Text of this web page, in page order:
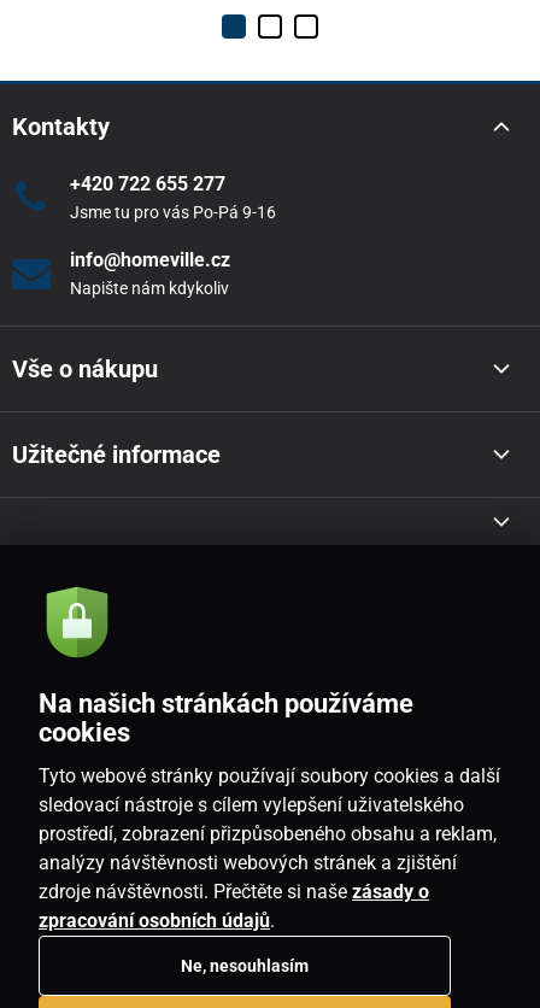
Kontakty
+420 722 655 277
Jsme tu pro vás Po-Pá 9-16
info@homeville.cz
Napište nám kdykoliv
Vše o nákupu
Užitečné informace
Akce a novinky e-mailem
Souhlasím sezásadami zpracování osobních údajů
CZ
Na našich stránkách používáme
cookies
Tyto webové stránky používají soubory cookies a další
sledovací nástroje s cílem vylepšení uživatelského
prostředí, zobrazení přizpůsobeného obsahu a reklam,
analýzy návštěvnosti webových stránek a zjištění
zdroje návštěvnosti. Přečtěte si naše zásady o
zpracování osobních údajů.
Ne, nesouhlasím